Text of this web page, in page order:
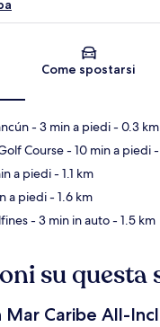
Come spostarsi
- 3 min a piedi- 0.3 km
Course- 10 min a piedi
a piedi- 1.1 km
a piedi- 1.6 km
- 3 min in auto- 1.5 km
su
Mar Caribe All-